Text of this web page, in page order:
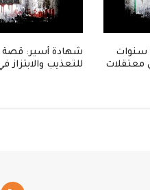
شهادة مؤثرة: جندي يروي 3 سنوات
معتقلات
شهادة أسير:
للتعذيب